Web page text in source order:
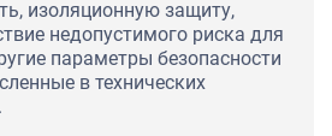
изоляционную защиту,
недопустимого риска для
параметры безопасности
в технических